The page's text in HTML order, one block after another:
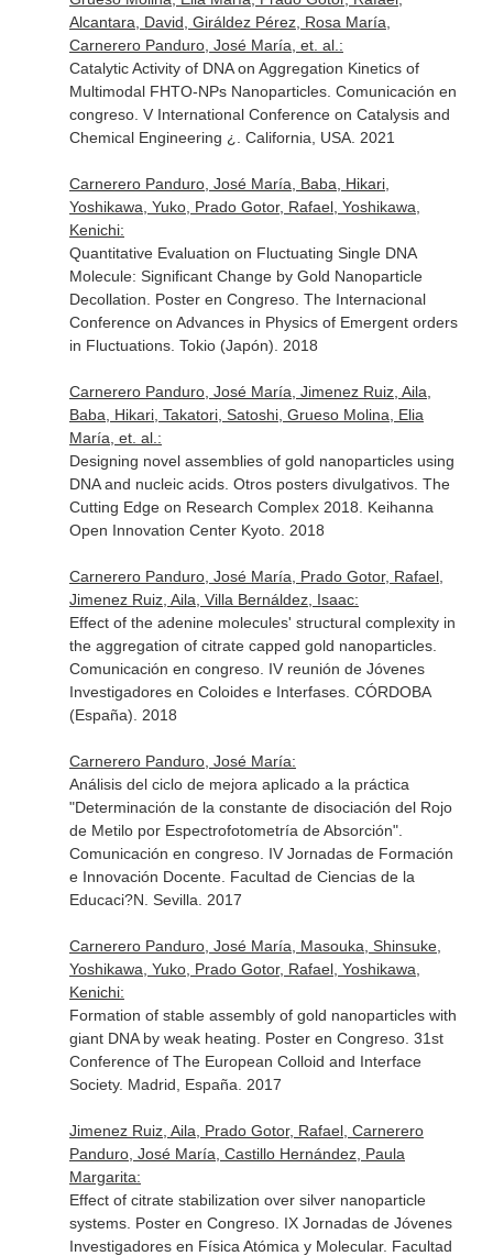
Alcantara, David, Giráldez Pérez, Rosa María,
Carnerero Panduro, José María, et. al.:
Catalytic Activity of DNA on Aggregation Kinetics of
Multimodal FHTO-NPs Nanoparticles. Comunicación en
congreso. V International Conference on Catalysis and
Chemical Engineering ¿. California, USA. 2021
Carnerero Panduro, José María, Baba, Hikari,
Yoshikawa, Yuko, Prado Gotor, Rafael, Yoshikawa,
Kenichi:
Quantitative Evaluation on Fluctuating Single DNA
Molecule: Significant Change by Gold Nanoparticle
Decollation. Poster en Congreso. The Internacional
Conference on Advances in Physics of Emergent orders
in Fluctuations. Tokio (Japón). 2018
Carnerero Panduro, José María, Jimenez Ruiz, Aila,
Baba, Hikari, Takatori, Satoshi, Grueso Molina, Elia
María, et. al.:
Designing novel assemblies of gold nanoparticles using
DNA and nucleic acids. Otros posters divulgativos. The
Cutting Edge on Research Complex 2018. Keihanna
Open Innovation Center Kyoto. 2018
Carnerero Panduro, José María, Prado Gotor, Rafael,
Jimenez Ruiz, Aila, Villa Bernáldez, Isaac:
Effect of the adenine molecules' structural complexity in
the aggregation of citrate capped gold nanoparticles.
Comunicación en congreso. IV reunión de Jóvenes
Investigadores en Coloides e Interfases. CÓRDOBA
(España). 2018
Carnerero Panduro, José María:
Análisis del ciclo de mejora aplicado a la práctica
"Determinación de la constante de disociación del Rojo
de Metilo por Espectrofotometría de Absorción".
Comunicación en congreso. IV Jornadas de Formación
e Innovación Docente. Facultad de Ciencias de la
Educaci?N. Sevilla. 2017
Carnerero Panduro, José María, Masouka, Shinsuke,
Yoshikawa, Yuko, Prado Gotor, Rafael, Yoshikawa,
Kenichi:
Formation of stable assembly of gold nanoparticles with
giant DNA by weak heating. Poster en Congreso. 31st
Conference of The European Colloid and Interface
Society. Madrid, España. 2017
Jimenez Ruiz, Aila, Prado Gotor, Rafael, Carnerero
Panduro, José María, Castillo Hernández, Paula
Margarita:
Effect of citrate stabilization over silver nanoparticle
systems. Poster en Congreso. IX Jornadas de Jóvenes
Investigadores en Física Atómica y Molecular. Facultad